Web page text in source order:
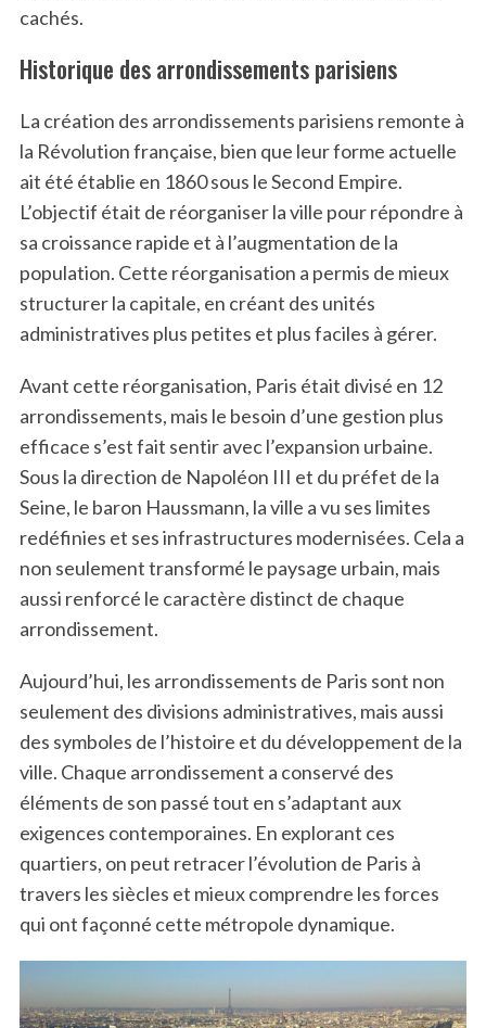
cachés.
Historique des arrondissements parisiens
La création des arrondissements parisiens remonte à
la Révolution française, bien que leur forme actuelle
ait été établie en 1860 sous le Second Empire.
L’objectif était de réorganiser la ville pour répondre à
sa croissance rapide et à l’augmentation de la
population. Cette réorganisation a permis de mieux
structurer la capitale, en créant des unités
administratives plus petites et plus faciles à gérer.
Avant cette réorganisation, Paris était divisé en 12
arrondissements, mais le besoin d’une gestion plus
efficace s’est fait sentir avec l’expansion urbaine.
Sous la direction de Napoléon III et du préfet de la
Seine, le baron Haussmann, la ville a vu ses limites
redéfinies et ses infrastructures modernisées. Cela a
non seulement transformé le paysage urbain, mais
aussi renforcé le caractère distinct de chaque
arrondissement.
Aujourd’hui, les arrondissements de Paris sont non
seulement des divisions administratives, mais aussi
des symboles de l’histoire et du développement de la
ville. Chaque arrondissement a conservé des
éléments de son passé tout en s’adaptant aux
exigences contemporaines. En explorant ces
quartiers, on peut retracer l’évolution de Paris à
travers les siècles et mieux comprendre les forces
qui ont façonné cette métropole dynamique.